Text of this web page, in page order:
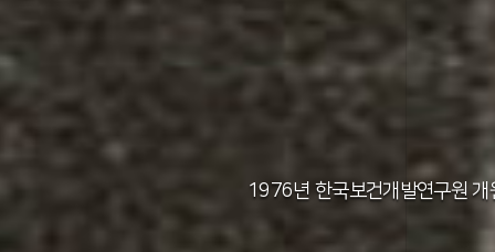
1971년 가족계획연구원
1976년 한국보건개발연구원 개
1982년 한국인구보건연구원 신청사 준
2012년 한국보건사회연구원 서울 청사
2011년 한국보건사회연구원 설립 40주년
2014년 한국보건사회연구원 세종 청사